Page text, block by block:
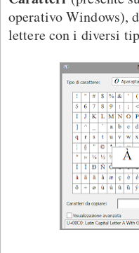
operativo Windows),
lettere con i diversi